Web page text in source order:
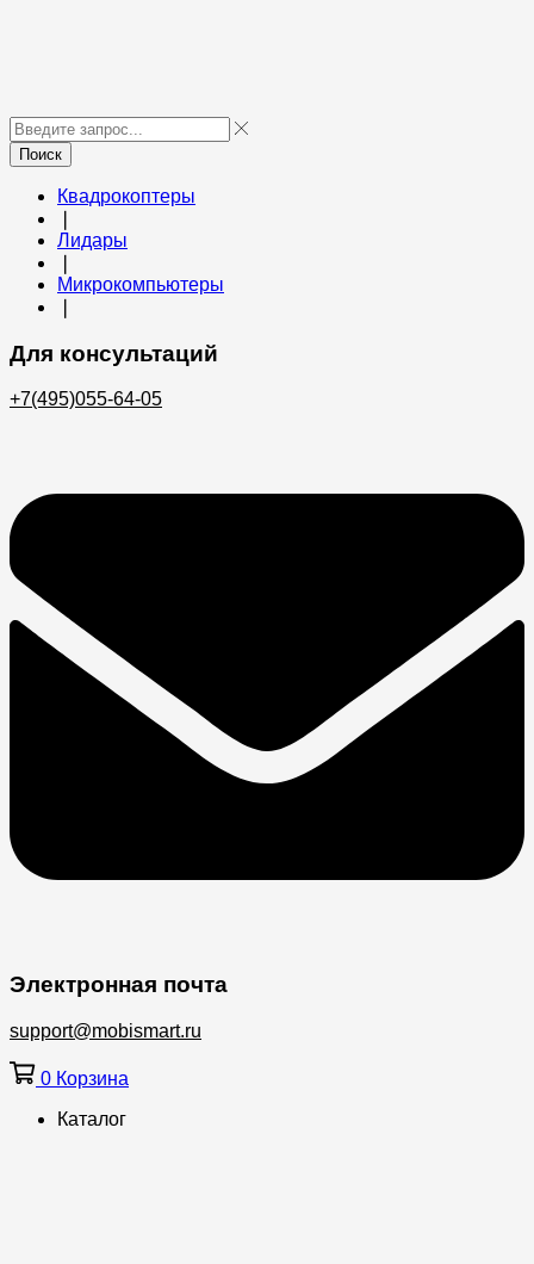
Поиск
Квадрокоптеры
Лидары
Микрокомпьютеры
Для консультаций
+7(495)055-64-05
Электронная почта
support@mobismart.ru
0 Корзина
Каталог